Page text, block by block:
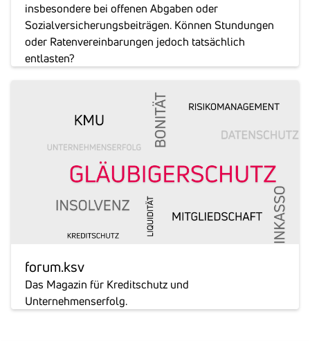
insbesondere bei offenen Abgaben oder
Sozialversicherungsbeiträgen. Können Stundungen
oder Ratenvereinbarungen jedoch tatsächlich
entlasten?
forum.ksv
Das Magazin für Kreditschutz und
Unternehmenserfolg.